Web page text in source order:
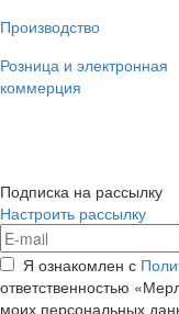
Производство
Розница и электронная
коммерция
Подписка на рассылку
Настроить рассылку
Я ознакомлен с
ответственностью
моих персональных